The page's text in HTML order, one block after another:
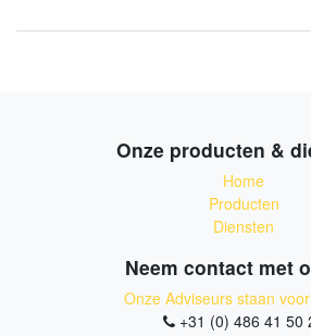
Onze producten &
Home
Producten
Diensten
Neem contact met
Onze Adviseurs staan
+31 (0) 486 41 50